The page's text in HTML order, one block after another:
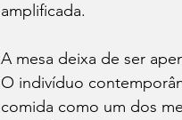
amplificada.
A mesa deixa de ser
O indivíduo
comida como um dos